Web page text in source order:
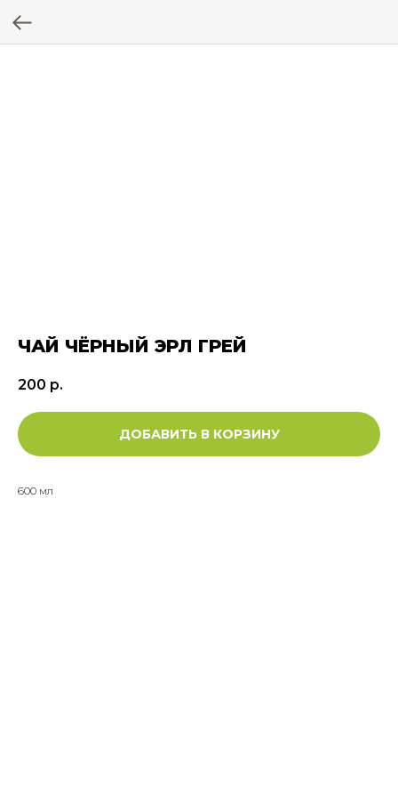
ЧАЙ ЧЁРНЫЙ ЭРЛ ГРЕЙ
200 р.
ДОБАВИТЬ В КОРЗИНУ
600 мл